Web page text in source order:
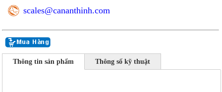
scales@cananthinh.com
Thông tin sản phẩm Thông số kỹ thuật